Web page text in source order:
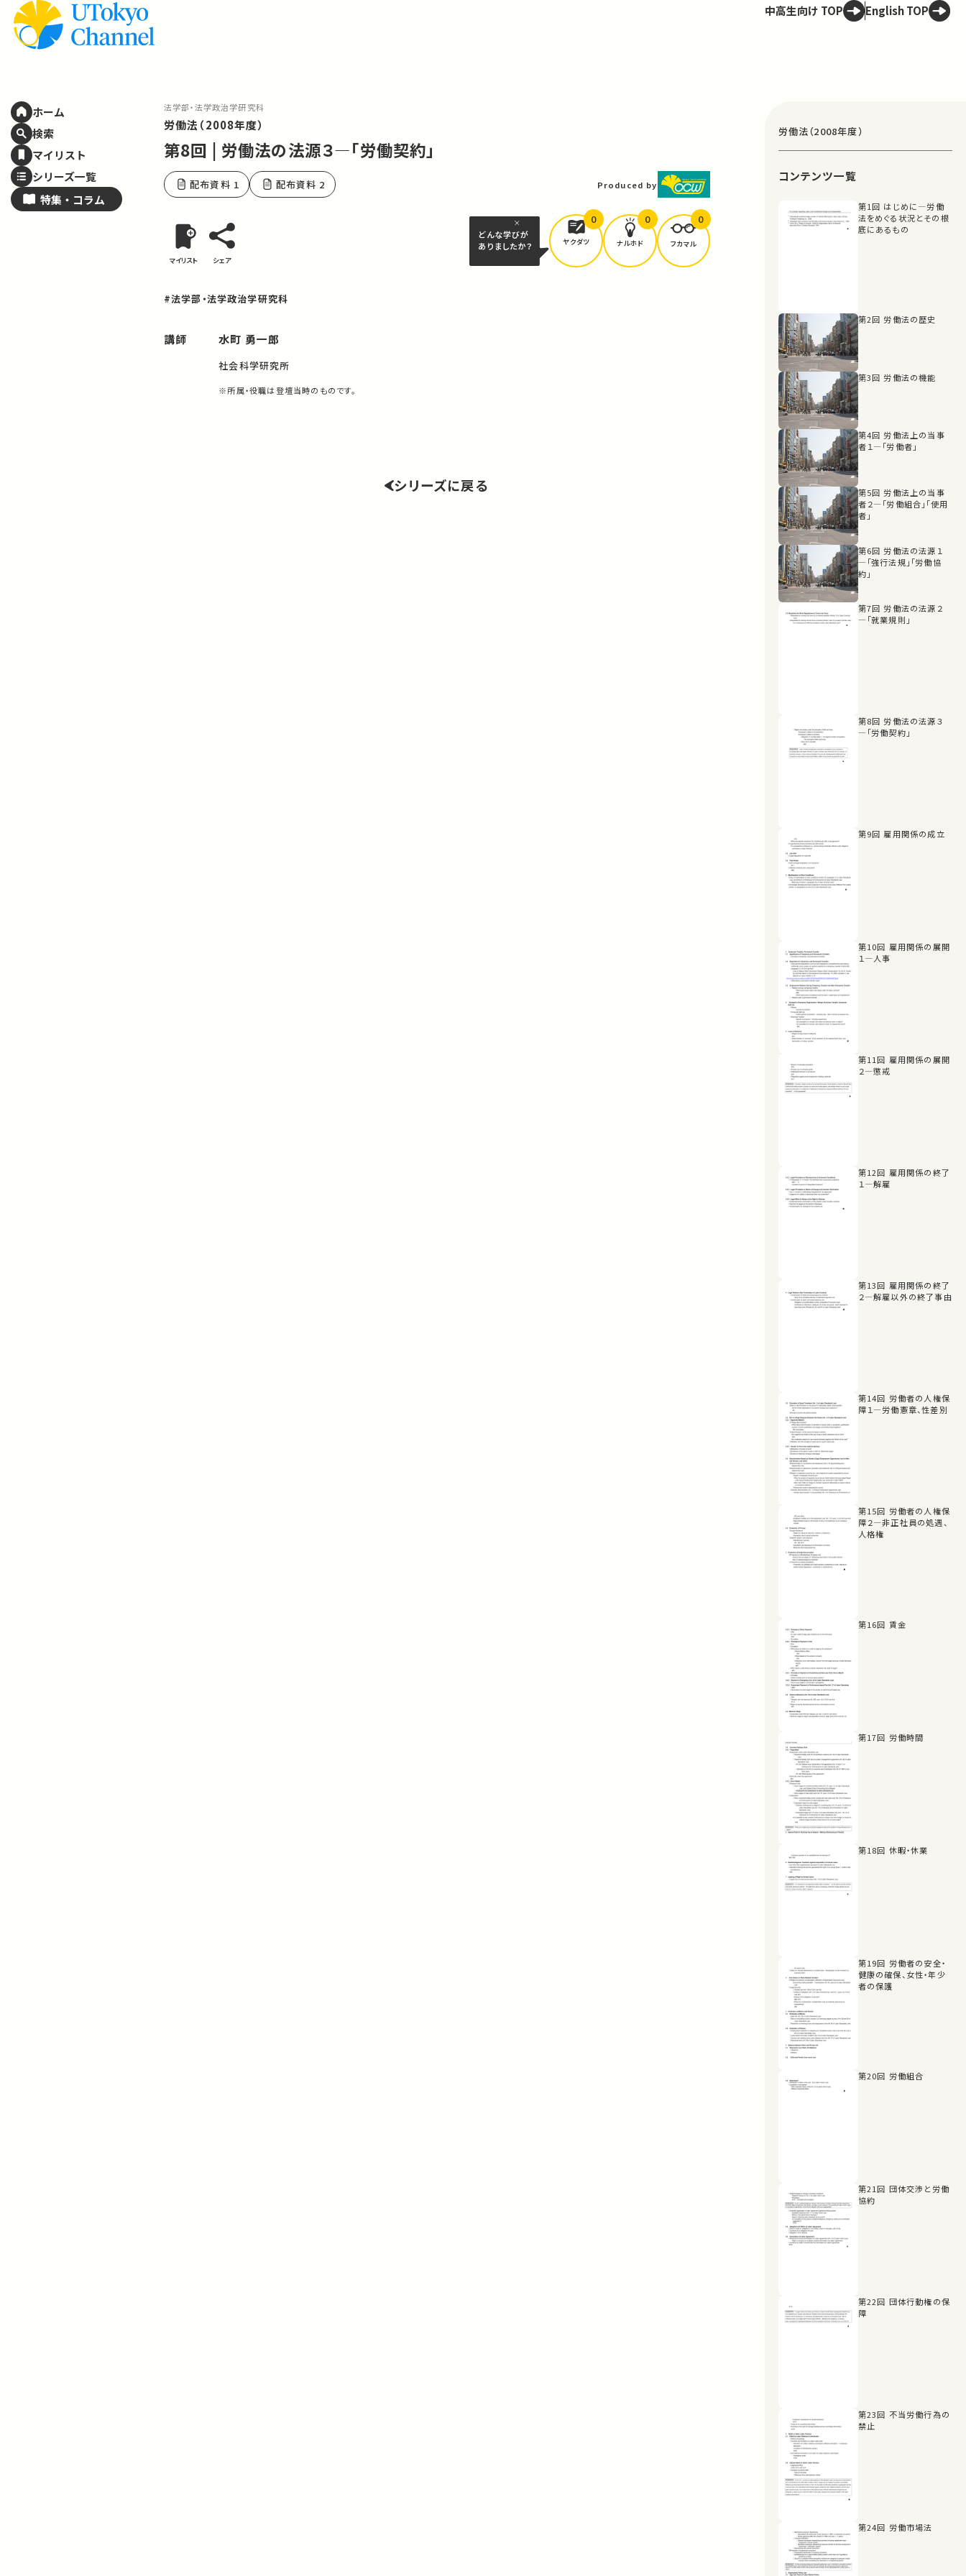
ホーム
検索
マイリスト
シリーズ一覧
特集・ コラム
中高生向け TOP English TOP
法学部・法学政治学研究科
労働法（2008年度）
第8回 | 労働法の法源３―「労働契約」
配布資料 1 配布資料 2 Produced by
マイリスト シェア
どんな学びが
ありましたか？
ヤクダツ
0
ナルホド
0
フカマル
0
#法学部・法学政治学研究科
講師 水町 勇一郎
社会科学研究所
※所属・役職は登壇当時のものです。
シリーズに戻る
労働法（2008年度）
コンテンツ一覧
第1回 はじめに―労働
法をめぐる状況とその根
底にあるもの
第2回 労働法の歴史
第3回 労働法の機能
第4回 労働法上の当事
者１―「労働者」
第5回 労働法上の当事
者２―「労働組合」「使用
者」
第6回 労働法の法源１
―「強行法規」「労働協
約」
第7回 労働法の法源２
―「就業規則」
第8回 労働法の法源３
―「労働契約」
第9回 雇用関係の成立
第10回 雇用関係の展開
１―人事
第11回 雇用関係の展開
２―懲戒
第12回 雇用関係の終了
１―解雇
第13回 雇用関係の終了
２―解雇以外の終了事由
第14回 労働者の人権保
障１―労働憲章、性差別
第15回 労働者の人権保
障２―非正社員の処遇、
人格権
第16回 賃金
第17回 労働時間
第18回 休暇・休業
第19回 労働者の安全・
健康の確保、女性・年少
者の保護
第20回 労働組合
第21回 団体交渉と労働
協約
第22回 団体行動権の保
障
第23回 不当労働行為の
禁止
第24回 労働市場法